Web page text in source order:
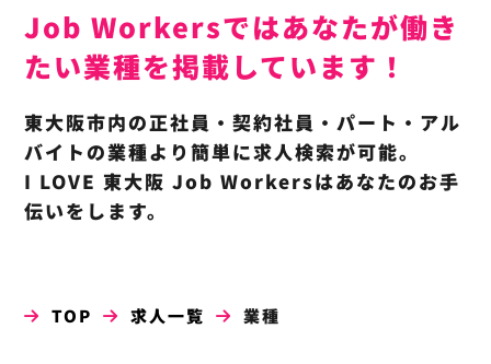
Job Workersではあなたが働き
たい業種を掲載しています！
東大阪市内の正社員・契約社員・パート・アル
バイトの業種より簡単に求人検索が可能。
I LOVE 東大阪 Job Workersはあなたのお手
伝いをします。
TOP 求人一覧 業種